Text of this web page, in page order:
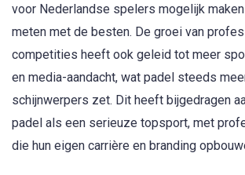
voor Nederlandse spelers mogelijk
meten met de besten. De groei van
competities heeft ook geleid tot meer
en media-aandacht, wat padel steeds
schijnwerpers zet. Dit heeft bijgedragen
padel als een serieuze topsport, met
die hun eigen carrière en branding